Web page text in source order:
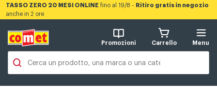
TASSO ZERO 20 MESI ONLINE fino al 19/8 - Ritiro gratis in negozio
anche in 2 ore
Promozioni Carrello Menu